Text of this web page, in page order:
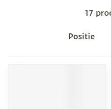
17
Sorteer op: